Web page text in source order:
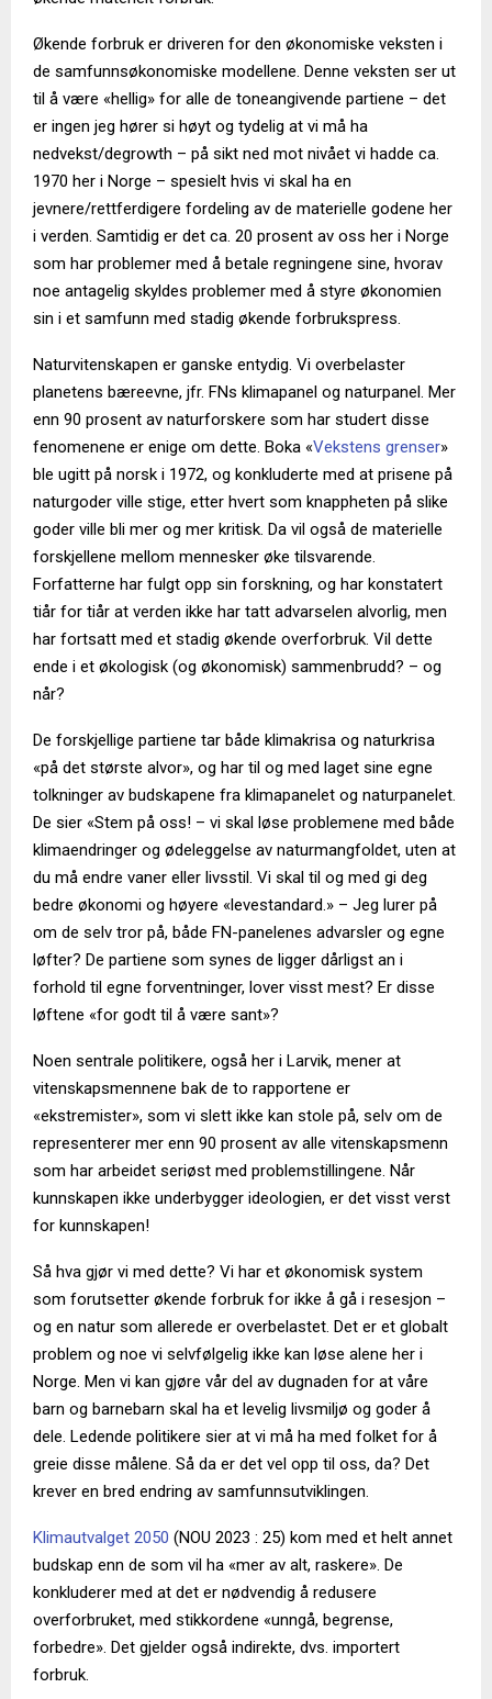
Økende forbruk er driveren for den økonomiske veksten i
de samfunnsøkonomiske modellene. Denne veksten ser ut
til å være «hellig» for alle de toneangivende partiene – det
er ingen jeg hører si høyt og tydelig at vi må ha
nedvekst/degrowth – på sikt ned mot nivået vi hadde ca.
1970 her i Norge – spesielt hvis vi skal ha en
jevnere/rettferdigere fordeling av de materielle godene her
i verden. Samtidig er det ca. 20 prosent av oss her i Norge
som har problemer med å betale regningene sine, hvorav
noe antagelig skyldes problemer med å styre økonomien
sin i et samfunn med stadig økende forbrukspress.
Naturvitenskapen er ganske entydig. Vi overbelaster
planetens bæreevne, jfr. FNs klimapanel og naturpanel. Mer
enn 90 prosent av naturforskere som har studert disse
fenomenene er enige om dette. Boka «Vekstens grenser»
ble ugitt på norsk i 1972, og konkluderte med at prisene på
naturgoder ville stige, etter hvert som knappheten på slike
goder ville bli mer og mer kritisk. Da vil også de materielle
forskjellene mellom mennesker øke tilsvarende.
Forfatterne har fulgt opp sin forskning, og har konstatert
tiår for tiår at verden ikke har tatt advarselen alvorlig, men
har fortsatt med et stadig økende overforbruk. Vil dette
ende i et økologisk (og økonomisk) sammenbrudd? – og
når?
De forskjellige partiene tar både klimakrisa og naturkrisa
«på det største alvor», og har til og med laget sine egne
tolkninger av budskapene fra klimapanelet og naturpanelet.
De sier «Stem på oss! – vi skal løse problemene med både
klimaendringer og ødeleggelse av naturmangfoldet, uten at
du må endre vaner eller livsstil. Vi skal til og med gi deg
bedre økonomi og høyere «levestandard.» – Jeg lurer på
om de selv tror på, både FN-panelenes advarsler og egne
løfter? De partiene som synes de ligger dårligst an i
forhold til egne forventninger, lover visst mest? Er disse
løftene «for godt til å være sant»?
Noen sentrale politikere, også her i Larvik, mener at
vitenskapsmennene bak de to rapportene er
«ekstremister», som vi slett ikke kan stole på, selv om de
representerer mer enn 90 prosent av alle vitenskapsmenn
som har arbeidet seriøst med problemstillingene. Når
kunnskapen ikke underbygger ideologien, er det visst verst
for kunnskapen!
Så hva gjør vi med dette? Vi har et økonomisk system
som forutsetter økende forbruk for ikke å gå i resesjon –
og en natur som allerede er overbelastet. Det er et globalt
problem og noe vi selvfølgelig ikke kan løse alene her i
Norge. Men vi kan gjøre vår del av dugnaden for at våre
barn og barnebarn skal ha et levelig livsmiljø og goder å
dele. Ledende politikere sier at vi må ha med folket for å
greie disse målene. Så da er det vel opp til oss, da? Det
krever en bred endring av samfunnsutviklingen.
Klimautvalget 2050 (NOU 2023 : 25) kom med et helt annet
budskap enn de som vil ha «mer av alt, raskere». De
konkluderer med at det er nødvendig å redusere
overforbruket, med stikkordene «unngå, begrense,
forbedre». Det gjelder også indirekte, dvs. importert
forbruk.